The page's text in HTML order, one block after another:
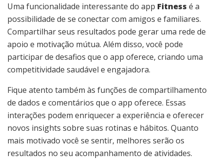
Uma funcionalidade interessante do app Fitness é a
possibilidade de se conectar com amigos e familiares.
Compartilhar seus resultados pode gerar uma rede de
apoio e motivação mútua. Além disso, você pode
participar de desafios que o app oferece, criando uma
competitividade saudável e engajadora.
Fique atento também às funções de compartilhamento
de dados e comentários que o app oferece. Essas
interações podem enriquecer a experiência e oferecer
novos insights sobre suas rotinas e hábitos. Quanto
mais motivado você se sentir, melhores serão os
resultados no seu acompanhamento de atividades.